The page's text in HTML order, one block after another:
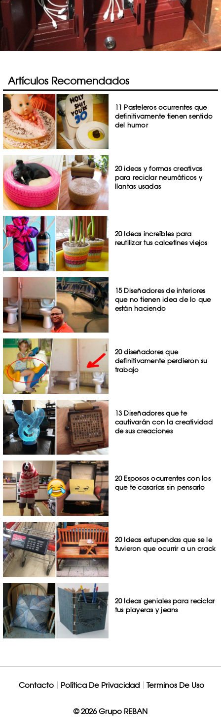
Artículos Recomendados
11 Pasteleros ocurrentes que
definitivamente tienen sentido
del humor
20 ideas y formas creativas
para reciclar neumáticos y
llantas usadas
20 Ideas increíbles para
reutilizar tus calcetines viejos
15 Diseñadores de interiores
que no tienen idea de lo que
están haciendo
20 diseñadores que
definitivamente perdieron su
trabajo
13 Diseñadores que te
cautivarán con la creatividad
de sus creaciones
20 Esposos ocurrentes con los
que te casarías sin pensarlo
20 Ideas estupendas que se le
tuvieron que ocurrir a un crack
20 Ideas geniales para reciclar
tus playeras y jeans
Contacto Política De Privacidad Terminos De Uso
© 2026 Grupo REBAN